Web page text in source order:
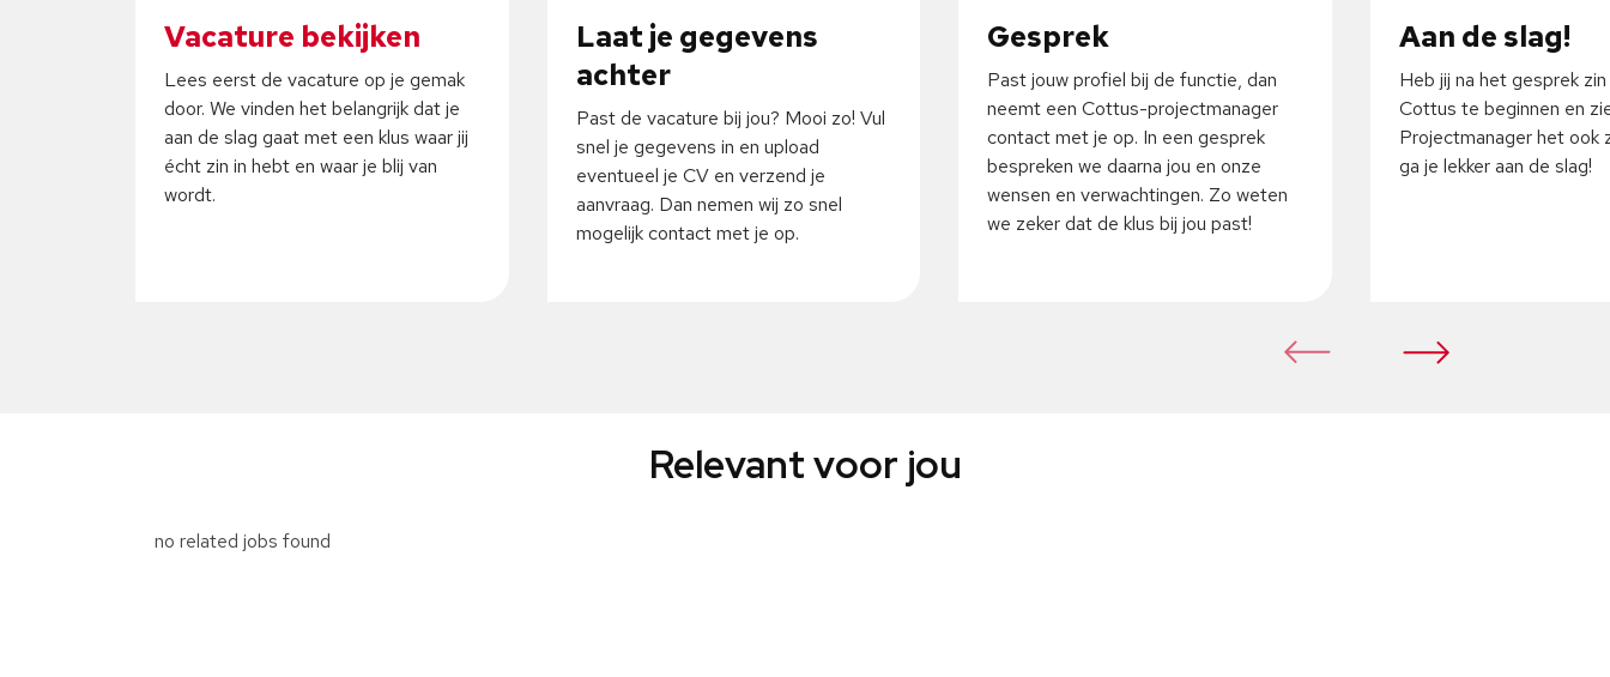
Vacature bekijken
Lees eerst de vacature op je gemak
door. We vinden het belangrijk dat je
aan de slag gaat met een klus waar jij
écht zin in hebt en waar je blij van
wordt.
Laat je gegevens
achter
Past de vacature bij jou? Mooi zo! Vul
snel je gegevens in en upload
eventueel je CV en verzend je
aanvraag. Dan nemen wij zo snel
mogelijk contact met je op.
Gesprek
Past jouw profiel bij de functie, dan
neemt een Cottus-projectmanager
contact met je op. In een gesprek
bespreken we daarna jou en onze
wensen en verwachtingen. Zo weten
we zeker dat de klus bij jou past!
Aan de slag!
Heb jij na het gesprek
Cottus te beginnen en
Projectmanager het ook
ga je lekker aan de slag!
Relevant voor jou
no related jobs found